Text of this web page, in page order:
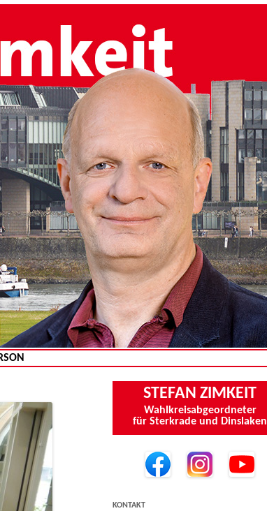
springen
STEFAN ZIMKEIT
Wahlkreisabgeordneter
für Sterkrade und Dinslaken
KONTAKT